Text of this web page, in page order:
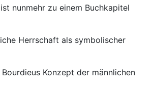
nunmehr zu einem Buchkapitel
Herrschaft als symbolischer
Konzept der männlichen